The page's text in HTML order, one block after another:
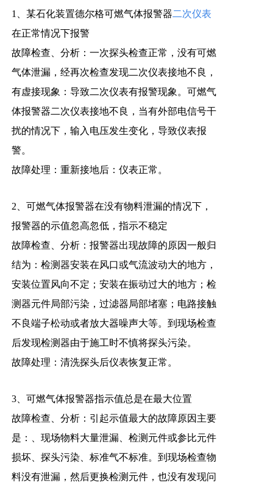
1、某石化装置德尔格可燃气体报警器二次仪表
在正常情况下报警
故障检查、分析：一次探头检查正常，没有可燃
气体泄漏，经再次检查发现二次仪表接地不良，
有虚接现象：导致二次仪表有报警现象。可燃气
体报警器二次仪表接地不良，当有外部电信号干
扰的情况下，输入电压发生变化，导致仪表报
警。
故障处理：重新接地后：仪表正常。
2、可燃气体报警器在没有物料泄漏的情况下，
报警器的示值忽高忽低，指示不稳定
故障检查、分析：报警器出现故障的原因一般归
结为：检测器安装在风口或气流波动大的地方，
安装位置风向不定；安装在振动过大的地方；检
测器元件局部污染，过滤器局部堵塞；电路接触
不良端子松动或者放大器噪声大等。到现场检查
后发现检测器由于施工时不慎将探头污染。
故障处理：清洗探头后仪表恢复正常。
3、可燃气体报警器指示值总是在最大位置
故障检查、分析：引起示值最大的故障原因主要
是：、现场物料大量泄漏、检测元件或参比元件
损坏、探头污染、标准气不标准。到现场检查物
料没有泄漏，然后更换检测元件，也没有发现问